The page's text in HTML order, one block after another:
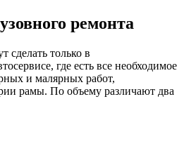
ремонта
сделать только в
где есть все необходимое
и малярных работ,
рамы. По объему различают два